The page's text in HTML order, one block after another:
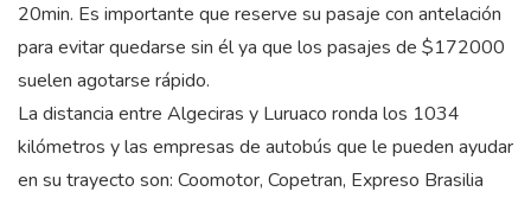
20min. Es importante que reserve su pasaje con antelación
para evitar quedarse sin él ya que los pasajes de $172000
suelen agotarse rápido.
La distancia entre Algeciras y Luruaco ronda los 1034
kilómetros y las empresas de autobús que le pueden ayudar
en su trayecto son: Coomotor, Copetran, Expreso Brasilia